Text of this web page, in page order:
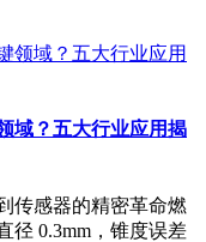
域？五大行业应用揭
传感器的精密革命燃
径 0.3mm，锥度误差